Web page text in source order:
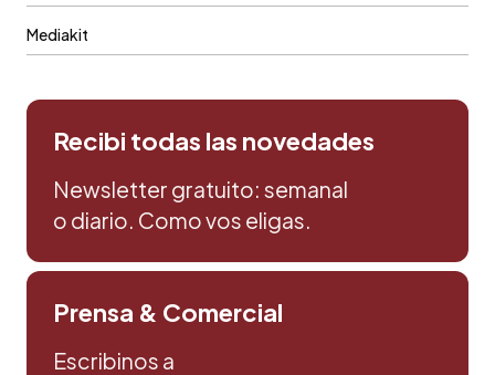
Mediakit
Recibi todas las novedades
Newsletter gratuito: semanal
o diario. Como vos eligas.
Prensa & Comercial
Escribinos a